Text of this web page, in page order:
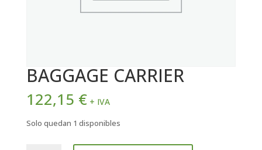
BAGGAGE CARRIER
122,15 € + IVA
Solo quedan 1 disponibles